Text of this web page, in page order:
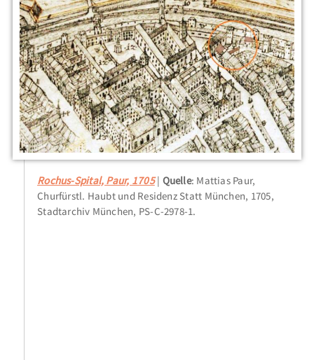
Rochus-Spital, Paur, 1705 Quelle: Mattias Paur,
Churfürstl. Haubt und Residenz Statt München, 1705,
Stadtarchiv München, PS-C-2978-1.